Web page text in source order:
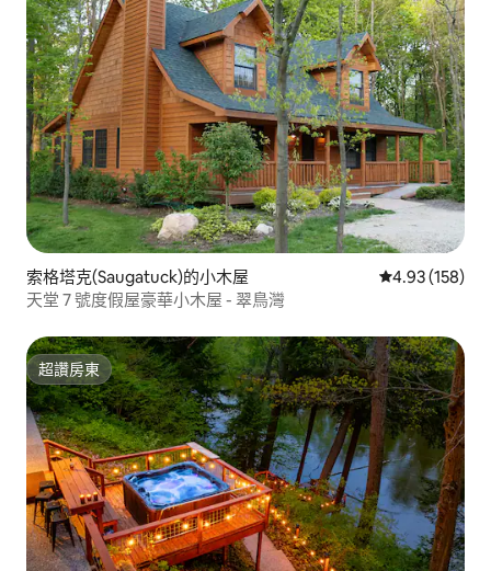
索格塔克(Saugatuck)的小木屋 從 158 則評價
4.93 (158)
天堂 7 號度假屋豪華小木屋 - 翠鳥灣
超讚房東
超讚房東